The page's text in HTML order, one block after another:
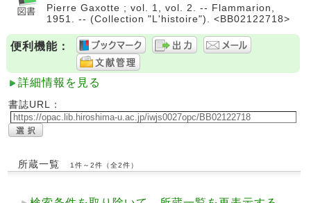
Pierre Gaxotte ; vol. 1, vol. 2. -- Flammarion,
1951. -- (Collection "L'histoire"). <BB02122718>
便利機能：
詳細情報を見る
書誌URL：
所蔵一覧 1件～2件（全2件）